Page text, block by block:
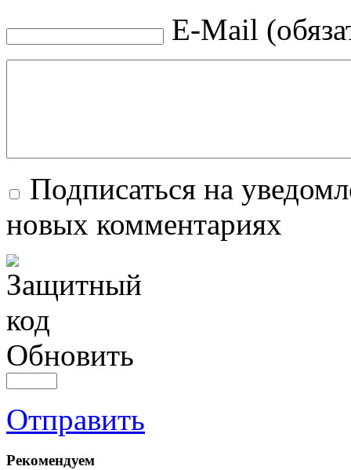
E-Mail
Подписаться на
новых комментариях
Обновить
Отправить
Рекомендуем